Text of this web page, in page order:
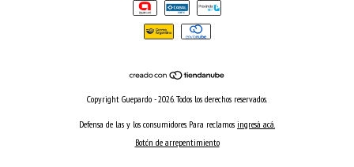
Copyright Guepardo - 2026. Todos los derechos reservados.
Defensa de las y los consumidores. Para reclamos ingresá acá.
Botón de arrepentimiento